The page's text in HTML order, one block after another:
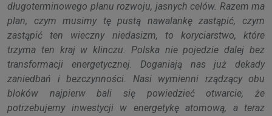
długoterminowego planu rozwoju, jasnych celów. Razem ma
plan, czym musimy tę pustą nawalankę zastąpić, czym
zastąpić ten wieczny niedasizm, to koryciarstwo, które
trzyma ten kraj w klinczu. Polska nie pojedzie dalej bez
transformacji energetycznej. Doganiają nas już dekady
zaniedbań i bezczynności. Nasi wymienni rządzący obu
bloków najpierw bali się powiedzieć otwarcie, że
potrzebujemy inwestycji w energetykę atomową, a teraz